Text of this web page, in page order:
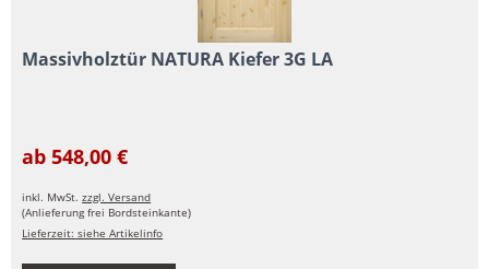
Massivholztür NATURA Kiefer 3G LA
ab 548,00 €
inkl. MwSt.zzgl. Versand
(Anlieferung frei Bordsteinkante)
Lieferzeit: siehe Artikelinfo